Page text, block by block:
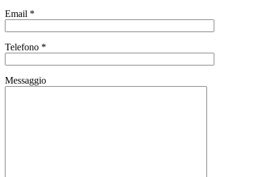
Email *
Telefono *
Messaggio